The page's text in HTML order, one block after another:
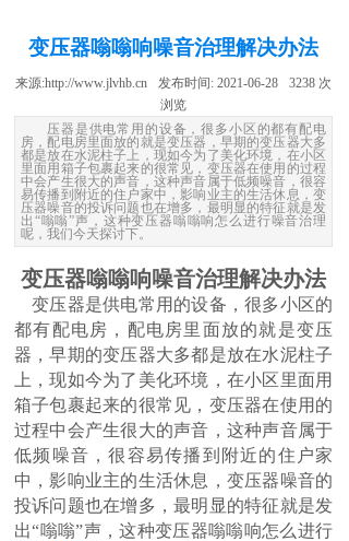
变压器嗡嗡响噪音治理解决办法
来源:http://www.jlvhb.cn 发布时间: 2021-06-28 3238 次
浏览
压器是供电常用的设备，很多小区的都有配电
房，配电房里面放的就是变压器，早期的变压器大多
都是放在水泥柱子上，现如今为了美化环境，在小区
里面用箱子包裹起来的很常见，变压器在使用的过程
中会产生很大的声音，这种声音属于低频噪音，很容
易传播到附近的住户家中，影响业主的生活休息，变
压器噪音的投诉问题也在增多，最明显的特征就是发
出“嗡嗡”声，这种变压器嗡嗡响怎么进行噪音治理
呢，我们今天探讨下。
变压器嗡嗡响噪音治理解决办法
变压器是供电常用的设备，很多小区的
都有配电房，配电房里面放的就是变压
器，早期的变压器大多都是放在水泥柱子
上，现如今为了美化环境，在小区里面用
箱子包裹起来的很常见，变压器在使用的
过程中会产生很大的声音，这种声音属于
低频噪音，很容易传播到附近的住户家
中，影响业主的生活休息，变压器噪音的
投诉问题也在增多，最明显的特征就是发
出“嗡嗡”声，这种变压器嗡嗡响怎么进行